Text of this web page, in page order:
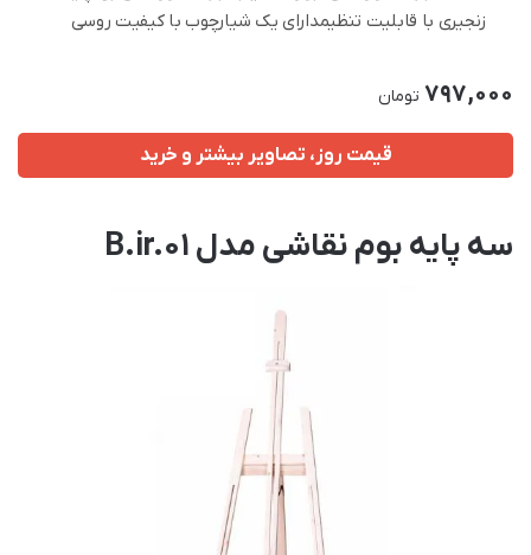
زنجیری با قابلیت تنظیمدارای یک شیارچوب با کیفیت روسی
797,000 تومان
قیمت روز، تصاویر بیشتر و خرید
سه پایه بوم نقاشی مدل B.ir.01